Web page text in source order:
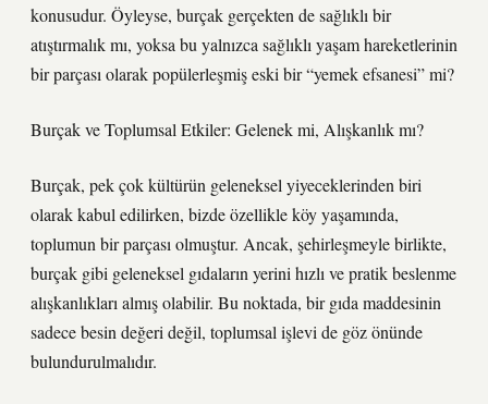
konusudur. Öyleyse, burçak gerçekten de sağlıklı bir
atıştırmalık mı, yoksa bu yalnızca sağlıklı yaşam hareketlerinin
bir parçası olarak popülerleşmiş eski bir “yemek efsanesi” mi?
Burçak ve Toplumsal Etkiler: Gelenek mi, Alışkanlık mı?
Burçak, pek çok kültürün geleneksel yiyeceklerinden biri
olarak kabul edilirken, bizde özellikle köy yaşamında,
toplumun bir parçası olmuştur. Ancak, şehirleşmeyle birlikte,
burçak gibi geleneksel gıdaların yerini hızlı ve pratik beslenme
alışkanlıkları almış olabilir. Bu noktada, bir gıda maddesinin
sadece besin değeri değil, toplumsal işlevi de göz önünde
bulundurulmalıdır.